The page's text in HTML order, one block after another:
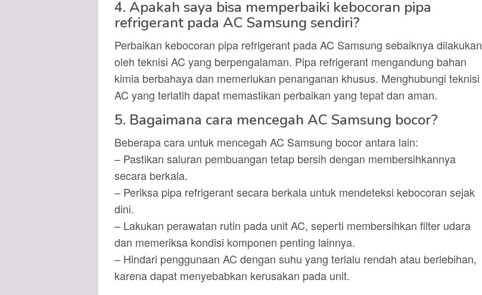
4. Apakah saya bisa memperbaiki kebocoran pipa
refrigerant pada AC Samsung sendiri?
Perbaikan kebocoran pipa refrigerant pada AC Samsung sebaiknya dilakukan
oleh teknisi AC yang berpengalaman. Pipa refrigerant mengandung bahan
kimia berbahaya dan memerlukan penanganan khusus. Menghubungi teknisi
AC yang terlatih dapat memastikan perbaikan yang tepat dan aman.
5. Bagaimana cara mencegah AC Samsung bocor?
Beberapa cara untuk mencegah AC Samsung bocor antara lain:
– Pastikan saluran pembuangan tetap bersih dengan membersihkannya
secara berkala.
– Periksa pipa refrigerant secara berkala untuk mendeteksi kebocoran sejak
dini.
– Lakukan perawatan rutin pada unit AC, seperti membersihkan filter udara
dan memeriksa kondisi komponen penting lainnya.
– Hindari penggunaan AC dengan suhu yang terlalu rendah atau berlebihan,
karena dapat menyebabkan kerusakan pada unit.